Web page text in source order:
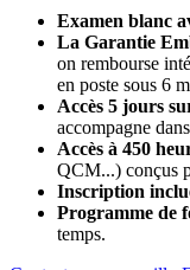
Examen blanc
La Garantie
on rembourse
en poste sous 6
Accès 5 jours
accompagne
Accès à 450
QCM...) conçus
Inscription
Programme de
temps.